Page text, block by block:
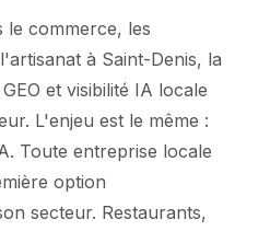
le commerce, les
à Saint-Denis, la
et visibilité IA locale
L'enjeu est le même :
Toute entreprise locale
option
secteur. Restaurants,